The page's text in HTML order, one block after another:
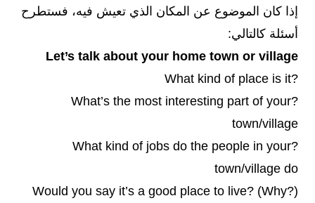
إذا كان الموضوع عن المكان الذي تعيش فيه، فستطرح
أسئلة كالتالي:
Let’s talk about your home town or village
?What kind of place is it
?What’s the most interesting part of your
town/village
?What kind of jobs do the people in your
town/village do
Would you say it’s a good place to live? (Why?)